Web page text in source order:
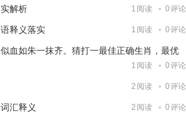
解析 1 阅读 0评论
释义落实 1 阅读 0评论
血如朱一抹齐。猜打一最佳正确生肖，最优
1 阅读 0评论
2 阅读 0评论
汇释义 2 阅读 0评论